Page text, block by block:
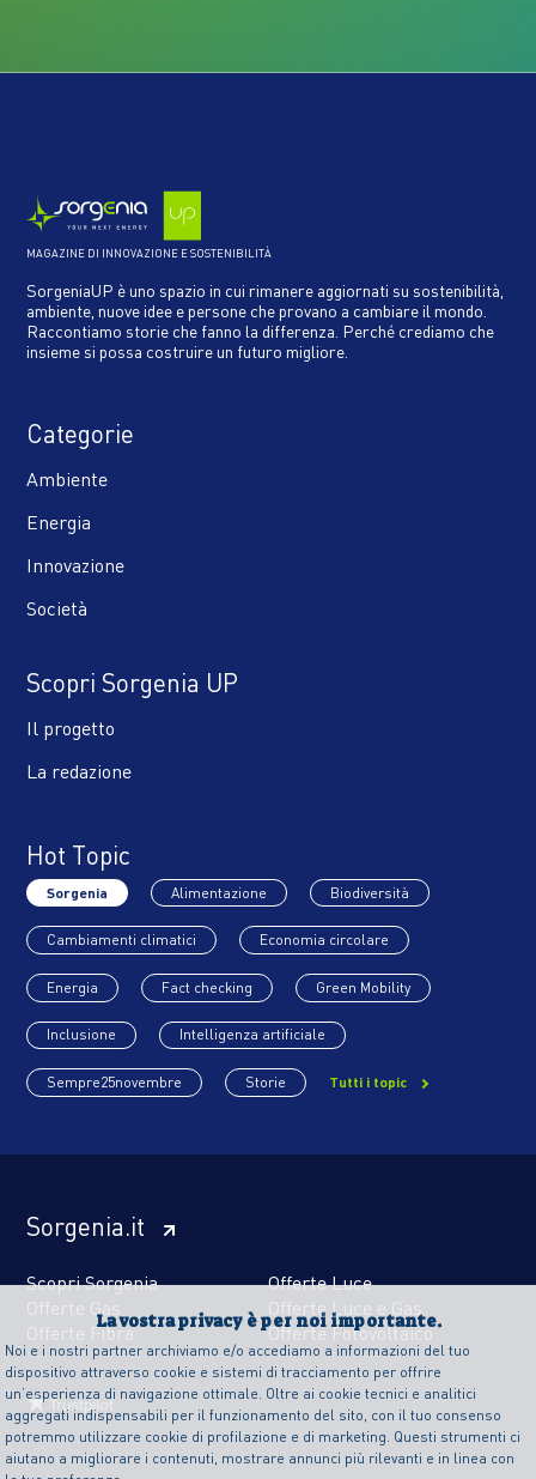
La vostra privacy è per noi importante.
Noi e i nostri partner archiviamo e/o accediamo a informazioni del tuo
dispositivo attraverso cookie e sistemi di tracciamento per offrire
un’esperienza di navigazione ottimale. Oltre ai cookie tecnici e analitici
aggregati indispensabili per il funzionamento del sito, con il tuo consenso
potremmo utilizzare cookie di profilazione e di marketing. Questi strumenti ci
aiutano a migliorare i contenuti, mostrare annunci più rilevanti e in linea con
MAGAZINE DI INNOVAZIONE E SOSTENIBILITÀ
SorgeniaUP è uno spazio in cui rimanere aggiornati su sostenibilità,
ambiente, nuove idee e persone che provano a cambiare il mondo.
Raccontiamo storie che fanno la differenza. Perché crediamo che
insieme si possa costruire un futuro migliore.
Categorie
Ambiente
Energia
Innovazione
Società
Scopri Sorgenia UP
Il progetto
La redazione
Hot Topic
Sorgenia Alimentazione Biodiversità
Cambiamenti climatici Economia circolare
Energia Fact checking Green Mobility
Inclusione Intelligenza artificiale
Sempre25novembre Storie Tutti i topic
Sorgenia.it
Scopri Sorgenia
Offerte Luce
Offerte Gas
Offerte Luce e Gas
Offerte Fibra
Offerte Fotovoltaico